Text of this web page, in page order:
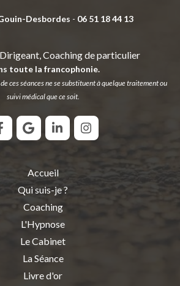
Desbordes - 06 51 18 44 13
Coaching de particulier
toute la francophonie.
ces séances ne se substituent à quelque traitement ou
suivi médical que ce soit.
Accueil
Qui suis-je ?
Coaching
L'Hypnose
Le Cabinet
La Séance
Livre d'or